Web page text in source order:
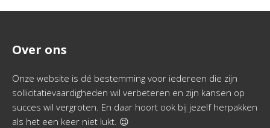
Over ons
Onze website is dé bestemming voor iedereen die zijn
sollicitatievaardigheden wil verbeteren en zijn kansen op
succes wil vergroten. En daar hoort ook bij jezelf herpakken
als het een keer niet lukt. 😉